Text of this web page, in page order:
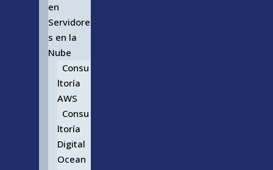
en
Servidore
s en la
Nube
Consu
ltoría
AWS
Consu
ltoría
Digital
Ocean